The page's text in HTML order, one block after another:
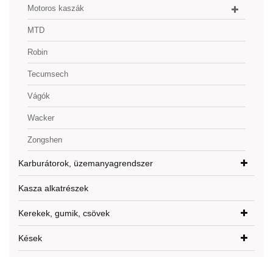
Motoros kaszák
MTD
Robin
Tecumsech
Vágók
Wacker
Zongshen
Karburátorok, üzemanyagrendszer
Kasza alkatrészek
Kerekek, gumik, csövek
Kések